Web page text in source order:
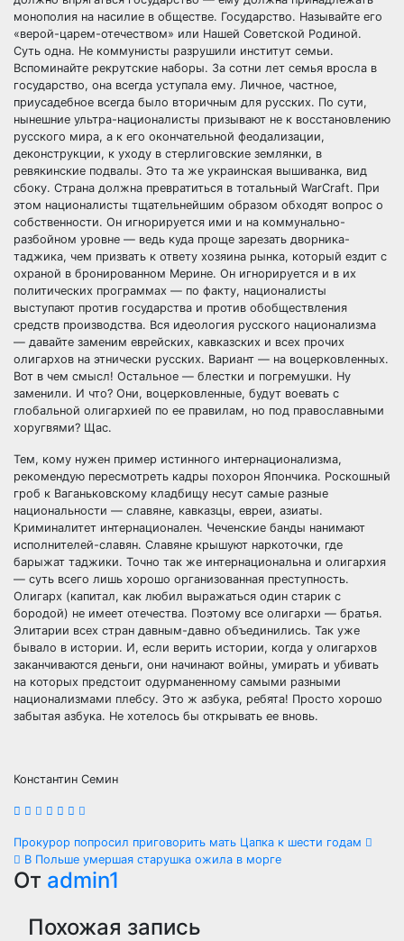
монополия на насилие в обществе. Государство. Называйте его
«верой-царем-отечеством» или Нашей Советской Родиной.
Суть одна. Не коммунисты разрушили институт семьи.
Вспоминайте рекрутские наборы. За сотни лет семья вросла в
государство, она всегда уступала ему. Личное, частное,
приусадебное всегда было вторичным для русских. По сути,
нынешние ультра-националисты призывают не к восстановлению
русского мира, а к его окончательной феодализации,
деконструкции, к уходу в стерлиговские землянки, в
ревякинские подвалы. Это та же украинская вышиванка, вид
сбоку. Страна должна превратиться в тотальный WarCraft. При
этом националисты тщательнейшим образом обходят вопрос о
собственности. Он игнорируется ими и на коммунально-
разбойном уровне — ведь куда проще зарезать дворника-
таджика, чем призвать к ответу хозяина рынка, который ездит с
охраной в бронированном Мерине. Он игнорируется и в их
политических программах — по факту, националисты
выступают против государства и против обобществления
средств производства. Вся идеология русского национализма
— давайте заменим еврейских, кавказских и всех прочих
олигархов на этнически русских. Вариант — на воцерковленных.
Вот в чем смысл! Остальное — блестки и погремушки. Ну
заменили. И что? Они, воцерковленные, будут воевать с
глобальной олигархией по ее правилам, но под православными
хоругвями? Щас.
Тем, кому нужен пример истинного интернационализма,
рекомендую пересмотреть кадры похорон Япончика. Роскошный
гроб к Ваганьковскому кладбищу несут самые разные
национальности — славяне, кавказцы, евреи, азиаты.
Криминалитет интернационален. Чеченские банды нанимают
исполнителей-славян. Славяне крышуют наркоточки, где
барыжат таджики. Точно так же интернациональна и олигархия
— суть всего лишь хорошо организованная преступность.
Олигарх (капитал, как любил выражаться один старик с
бородой) не имеет отечества. Поэтому все олигархи — братья.
Элитарии всех стран давным-давно объединились. Так уже
бывало в истории. И, если верить истории, когда у олигархов
заканчиваются деньги, они начинают войны, умирать и убивать
на которых предстоит одурманенному самыми разными
национализмами плебсу. Это ж азбука, ребята! Просто хорошо
забытая азбука. Не хотелось бы открывать ее вновь.
Константин Семин
Навигация
по
записям
Прокурор попросил приговорить мать Цапка к шести годам
В Польше умершая старушка ожила в морге
От admin1
Похожая запись